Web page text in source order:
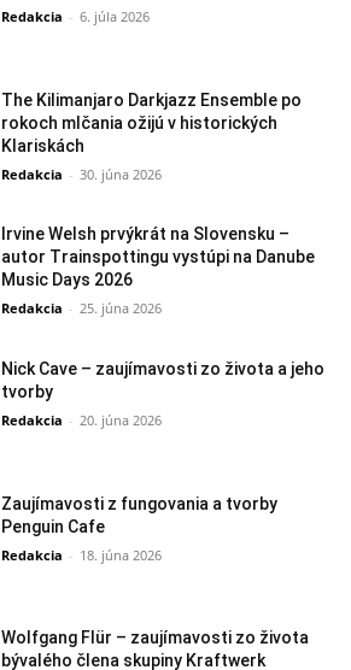
Redakcia - 6. júla 2026
The Kilimanjaro Darkjazz Ensemble po
rokoch mlčania ožijú v historických
Klariskách
Redakcia - 30. júna 2026
Irvine Welsh prvýkrát na Slovensku –
autor Trainspottingu vystúpi na Danube
Music Days 2026
Redakcia - 25. júna 2026
Nick Cave – zaujímavosti zo života a jeho
tvorby
Redakcia - 20. júna 2026
Zaujímavosti z fungovania a tvorby
Penguin Cafe
Redakcia - 18. júna 2026
Wolfgang Flür – zaujímavosti zo života
bývalého člena skupiny Kraftwerk